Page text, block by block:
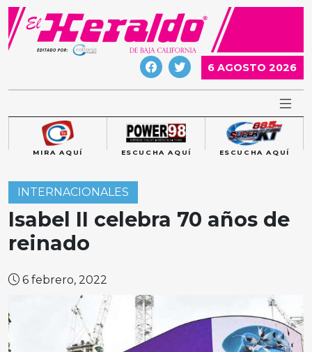
Skip
content
6 AGOSTO 2026
MIRA AQUÍ ESCUCHA AQUÍ ESCUCHA AQUÍ
INTERNACIONALES
Isabel II celebra 70 años de
reinado
6 febrero, 2022